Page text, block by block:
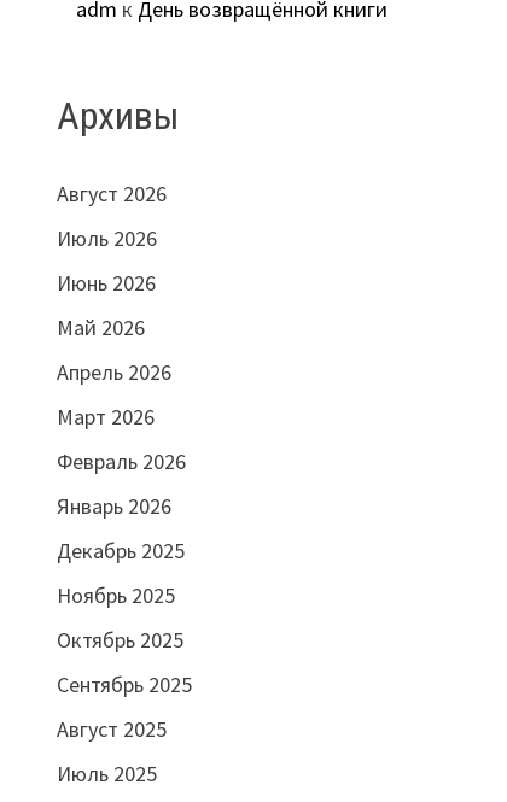
adm к День возвращённой книги
Архивы
Август 2026
Июль 2026
Июнь 2026
Май 2026
Апрель 2026
Март 2026
Февраль 2026
Январь 2026
Декабрь 2025
Ноябрь 2025
Октябрь 2025
Сентябрь 2025
Август 2025
Июль 2025